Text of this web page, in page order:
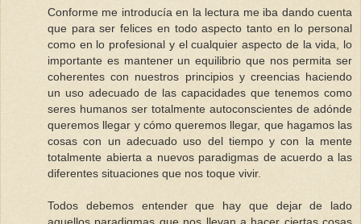
Conforme me introducía en la lectura me iba dando cuenta
que para ser felices en todo aspecto tanto en lo personal
como en lo profesional y el cualquier aspecto de la vida, lo
importante es mantener un equilibrio que nos permita ser
coherentes con nuestros principios y creencias haciendo
un uso adecuado de las capacidades que tenemos como
seres humanos ser totalmente autoconscientes de adónde
queremos llegar y cómo queremos llegar, que hagamos las
cosas con un adecuado uso del tiempo y con la mente
totalmente abierta a nuevos paradigmas de acuerdo a las
diferentes situaciones que nos toque vivir.
Todos debemos entender que hay que dejar de lado